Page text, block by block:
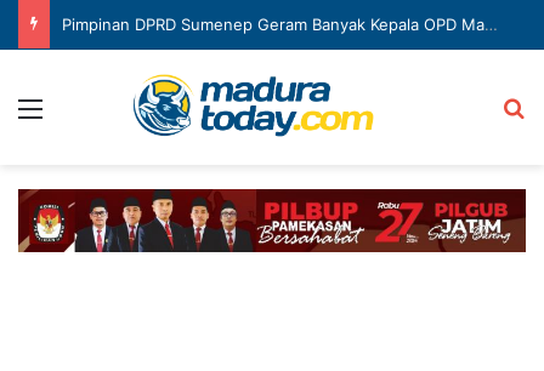
Pimpinan DPRD Sumenep Geram Banyak Kepala OPD Mangkir Rapat